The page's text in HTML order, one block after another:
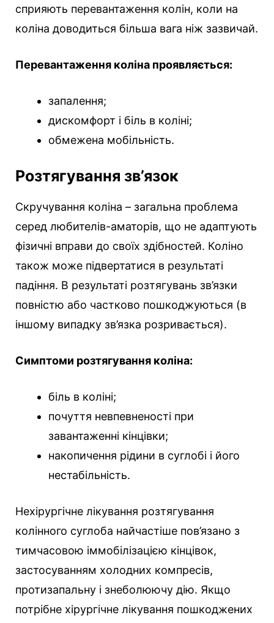
сприяють перевантаження колін, коли на
коліна доводиться більша вага ніж зазвичай.
Перевантаження коліна проявляється:
запалення;
дискомфорт і біль в коліні;
обмежена мобільність.
Розтягування зв’язок
Скручування коліна – загальна проблема
серед любителів-аматорів, що не адаптують
фізичні вправи до своїх здібностей. Коліно
також може підвертатися в результаті
падіння. В результаті розтягувань зв’язки
повністю або частково пошкоджуються (в
іншому випадку зв’язка розривається).
Симптоми розтягування коліна:
біль в коліні;
почуття невпевненості при
завантаженні кінцівки;
накопичення рідини в суглобі і його
нестабільність.
Нехірургічне лікування розтягування
колінного суглоба найчастіше пов’язано з
тимчасовою іммобілізацією кінцівок,
застосуванням холодних компресів,
протизапальну і знеболюючу дію. Якщо
потрібне хірургічне лікування пошкоджених